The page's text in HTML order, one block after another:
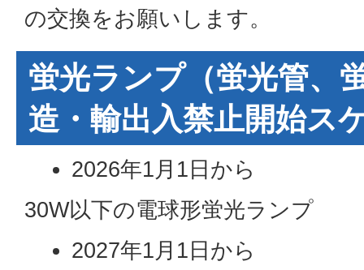
の交換をお願いします。
蛍光ランプ（蛍光管、
造・輸出入禁止開始ス
2026年1月1日から
30W以下の電球形蛍光ランプ
2027年1月1日から